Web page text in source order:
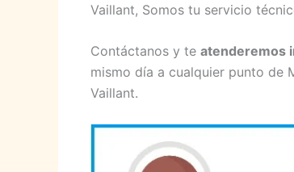
Vaillant, Somos tu servicio
Contáctanos y te atenderemos
mismo día a cualquier punto de
Vaillant.